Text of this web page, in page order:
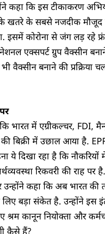
कहा कि इस टीकाकरण
खतरे के सबसे नजदीक मौजूद
इसमें कोरोना से जंग लड़ रहे
एक्सपर्ट ग्रुप वैक्सीन
वैक्सीन बनाने की प्रक्रिया
भारत में एग्रीकल्चर, FDI,
बिक्री में उछाल आया है.
ये दिखा रहा है कि नौकरियों
रिकवरी की राह पर
उन्होंने कहा कि अब भारत
बड़ा संकेत है. उन्होंने इस
श्रम कानून नियोक्ता और
कैसे हैं?